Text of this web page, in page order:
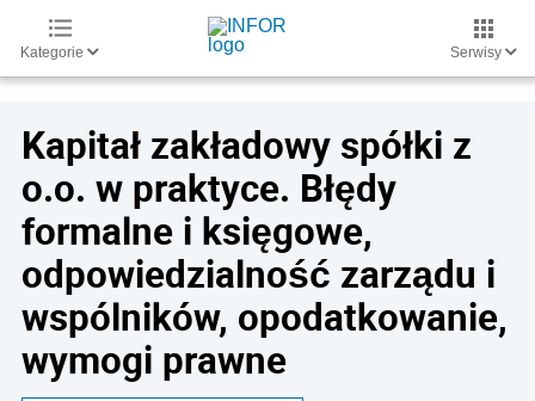
Kategorie Serwisy
Kapitał zakładowy spółki z
o.o. w praktyce. Błędy
formalne i księgowe,
odpowiedzialność zarządu i
wspólników, opodatkowanie,
wymogi prawne